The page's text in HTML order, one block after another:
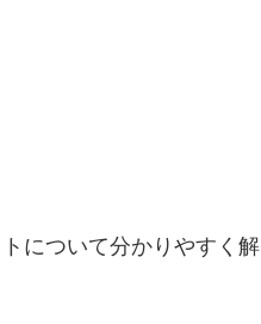
について分かりやすく解